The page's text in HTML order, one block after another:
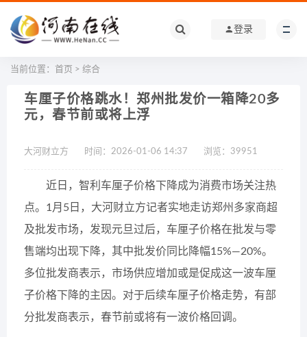
登录
当前位置： 首页 > 综合
车厘子价格跳水！郑州批发价一箱降20多
元，春节前或将上浮
大河财立方 时间：2026-01-06 14:37 浏览： 39951
近日，智利车厘子价格下降成为消费市场关注热
点。1月5日，大河财立方记者实地走访郑州多家商超
及批发市场，发现元旦过后，车厘子价格在批发与零
售端均出现下降，其中批发价同比降幅15%—20%。
多位批发商表示，市场供应增加或是促成这一波车厘
子价格下降的主因。对于后续车厘子价格走势，有部
分批发商表示，春节前或将有一波价格回调。